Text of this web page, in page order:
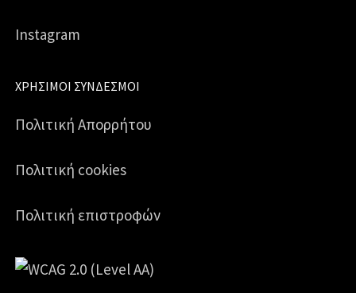
Instagram
ΧΡΉΣΙΜΟΙ ΣΎΝΔΕΣΜΟΙ
Πολιτική Απορρήτου
Πολιτική cookies
Πολιτική επιστροφών